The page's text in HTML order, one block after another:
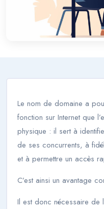
Le nom de domaine a
fonction sur Internet que
physique : il sert à
de ses concurrents, à
et à permettre un accès
C’est ainsi un avantage
Il est donc nécessaire de